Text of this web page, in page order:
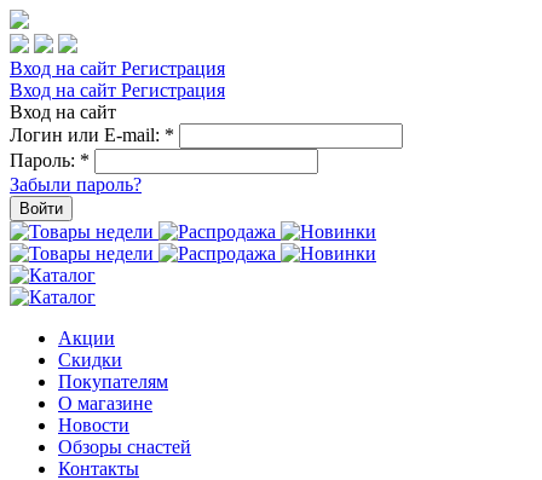
Вход на сайт Регистрация
Вход на сайт Регистрация
Вход на сайт
Логин или E-mail: *
Пароль: *
Забыли пароль?
Войти
Акции
Скидки
Покупателям
О магазине
Новости
Обзоры снастей
Контакты